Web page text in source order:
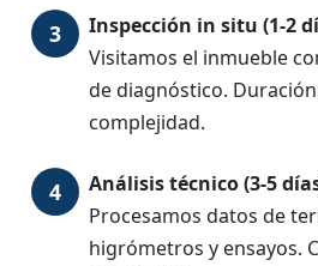
Inspección in situ (1-2
Visitamos el inmueble
de diagnóstico.
complejidad.
Análisis técnico (3-5
Procesamos datos de
higrómetros y ensayos.